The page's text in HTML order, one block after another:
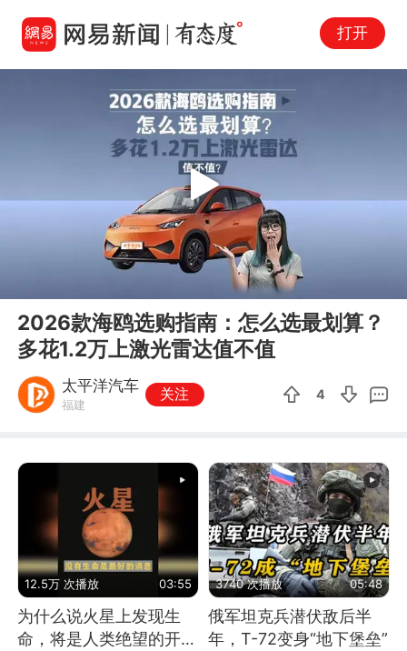
打开
Play
2026款海鸥选购指南：怎么选最划算？
多花1.2万上激光雷达值不值
太平洋汽车
福建
关注 4
12.5万 次播放 03:55
为什么说火星上发现生
命，将是人类绝望的开
3740 次播放 05:48
俄军坦克兵潜伏敌后半
年，T-72变身“地下堡垒”